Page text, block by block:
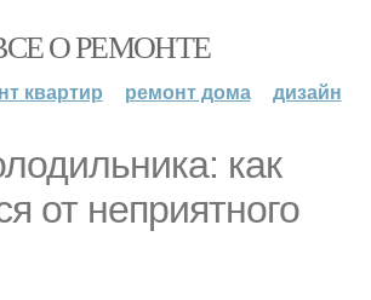
О РЕМОНТЕ
квартир ремонт дома дизайн
как
от неприятного